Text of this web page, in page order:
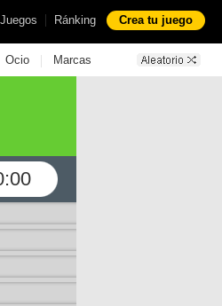
Juegos | Ránking Crea tu juego
Ocio | Marcas